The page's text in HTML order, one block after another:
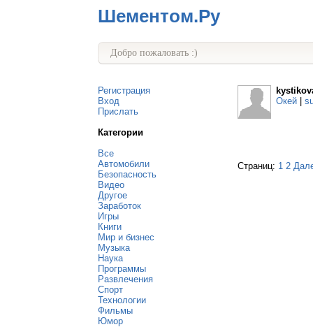
Шементом.Ру
Добро пожаловать :)
Регистрация
Вход
Прислать
Категории
Все
Автомобили
Безопасность
Видео
Другое
Заработок
Игры
Книги
Мир и бизнес
Музыка
Наука
Программы
Развлечения
Спорт
Технологии
Фильмы
Юмор
Окей
Страниц: 1 2